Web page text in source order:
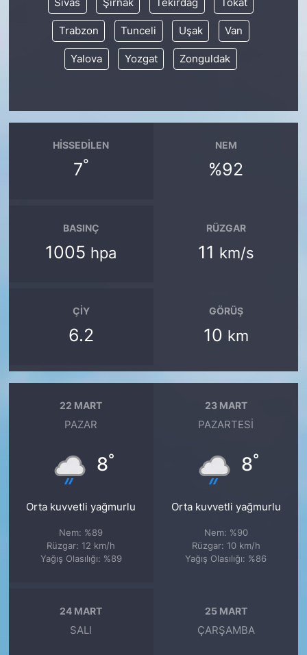
Sivas Şırnak Tekirdağ Tokat
Trabzon Tunceli Uşak Van
Yalova Yozgat Zonguldak
HISSEDILEN
7°
NEM
%92
BASINÇ
1005 hpa
RÜZGAR
11 km/s
ÇIY
6.2
GÖRÜŞ
10 km
22 MART
PAZAR
8°
Orta kuvvetli yağmurlu
Nem: %89
Rüzgar: 12 km/h
Yağış Olasılığı: %89
23 MART
PAZARTESI
8°
Orta kuvvetli yağmurlu
Nem: %90
Rüzgar: 10 km/h
Yağış Olasılığı: %86
24 MART
SALI
25 MART
ÇARŞAMBA